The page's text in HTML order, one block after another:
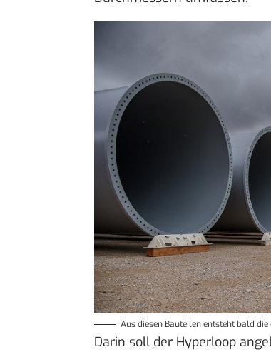
Aus diesen Bauteilen entsteht bald
Darin soll der Hyperloop